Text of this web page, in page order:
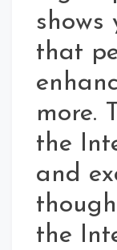
shows
that
more.
the
and
the